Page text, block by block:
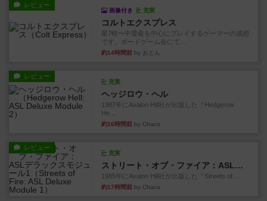
レビュー
画像付き 充実
コルトエクスプレス
星7軽〜中量級を中心にプレイするゲーマーの感想
です。ボードゲーム会にて...
約14時間前 by おとん
レビュー
充実
ヘッジロウ・ヘル
1987年にAvalon Hill社が出版した『Hedgerow
He...
約16時間前 by Chaco
レビュー
充実
ストリート・オブ・ファイア：ASLデラックスモジュール1
1985年にAvalon Hill社が出版した『Streets of ...
約17時間前 by Chaco